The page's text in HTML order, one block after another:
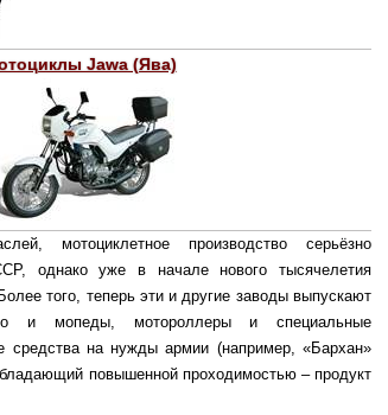
Jawa (Ява)
мотоциклетное производство серьёзно
однако уже в начале нового тысячелетия
того, теперь эти и другие заводы выпускают
и мопеды, мотороллеры и специальные
средства на нужды армии (например, «Бархан»
повышенной проходимостью – продукт